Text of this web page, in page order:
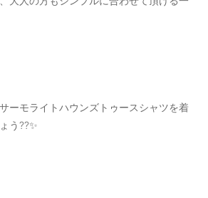
ーモライトハウンズトゥースシャツを着
う??✨